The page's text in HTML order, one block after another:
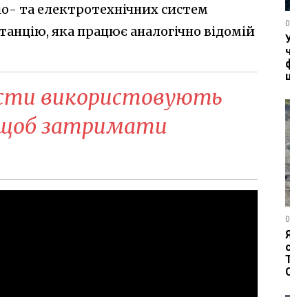
та електротехнічних систем
яка працює аналогічно відомій
використовують
затримати